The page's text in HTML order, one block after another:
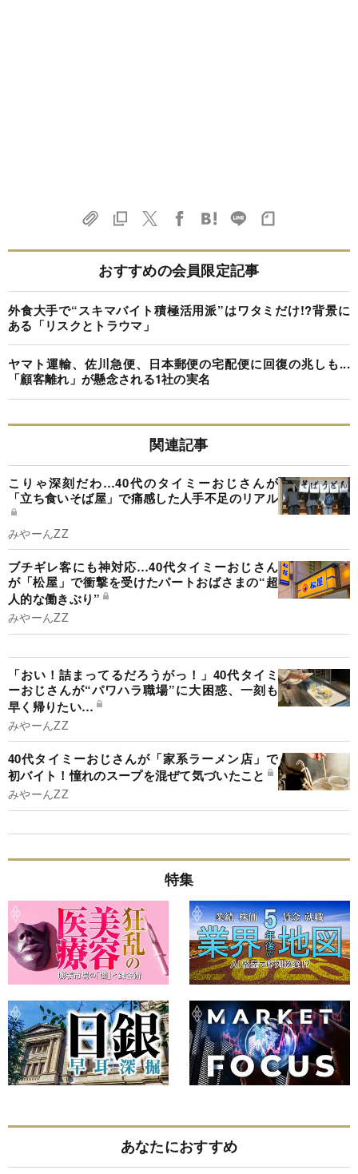
おすすめの会員限定記事
外食大手で“スキマバイト積極活用派”はワタミだけ!?背景に
ある「リスクとトラウマ」
ヤマト運輸、佐川急便、日本郵便の宅配便に回復の兆しも...
「顧客離れ」が懸念される1社の実名
関連記事
こりゃ深刻だわ…40代のタイミーおじさんが
「立ち食いそば屋」で痛感した人手不足のリアル
みやーんZZ
ブチギレ客にも神対応…40代タイミーおじさん
が「松屋」で衝撃を受けたパートおばさまの“超
人的な働きぶり”
みやーんZZ
「おい！詰まってるだろうがっ！」40代タイミ
ーおじさんが“パワハラ職場”に大困惑、一刻も
早く帰りたい…
みやーんZZ
40代タイミーおじさんが「家系ラーメン店」で
初バイト！憧れのスープを混ぜて気づいたこと
みやーんZZ
特集
あなたにおすすめ